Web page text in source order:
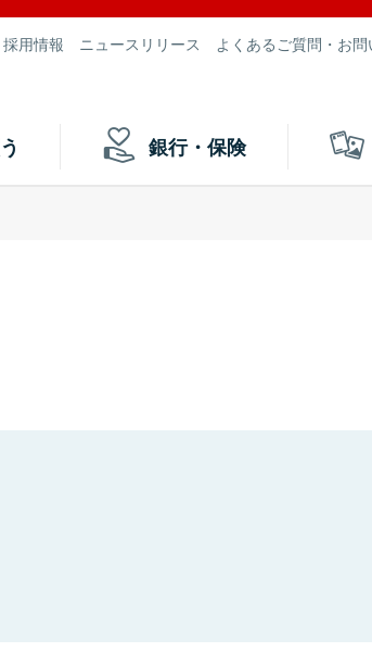
採用情報 ニュースリリース よくあるご質問・お
銀行・保険